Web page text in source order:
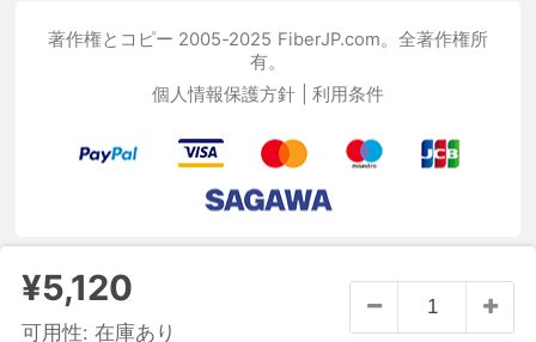
¥5,120
可用性: 在庫あり
著作権とコピー 2005-2025 FiberJP.com。全著作権所
有。
個人情報保護方針
利用条件